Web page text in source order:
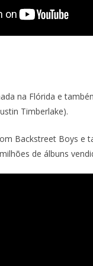
na Flórida e
Timberlake).
Backstreet Boys e
de álbuns